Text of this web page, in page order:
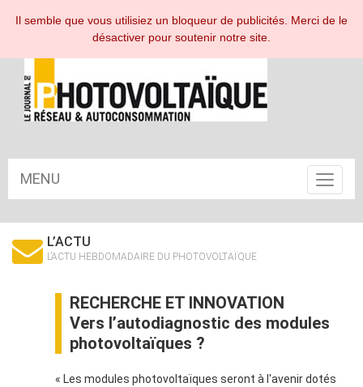
ESPACE ABONNÉ
MENU
Toggle
L’ACTU
L’ACTU HEBDOMADAIRE DU PHOTOVOLTAÏQUE
RECHERCHE ET INNOVATION
Vers l’autodiagnostic des modules
photovoltaïques ?
« Les modules photovoltaïques seront à l'avenir dotés
Il semble que vous utilisiez un bloqueur de publicités. Merci de le
désactiver pour soutenir notre site.